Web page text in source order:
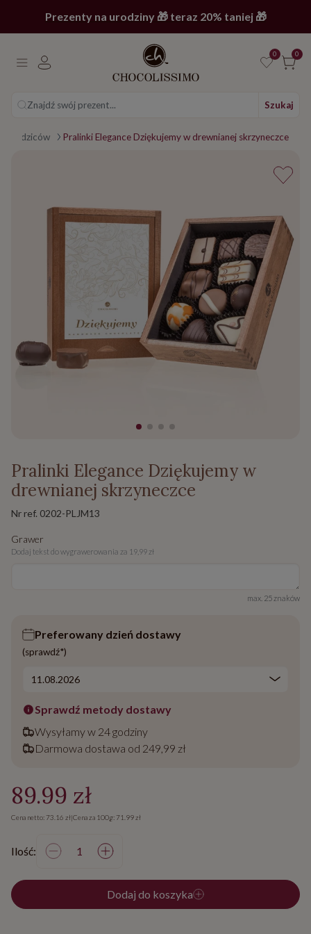
Prezenty na urodziny 🎁 teraz 20% taniej 🎁
0 0
Znajdź swój prezent... Szukaj
rodziców Pralinki Elegance Dziękujemy w drewnianej skrzyneczce
Pralinki Elegance Dziękujemy w
drewnianej skrzyneczce
Nr ref. 0202-PLJM13
Grawer
Dodaj tekst do wygrawerowania za 19,99 zł
max. 25 znaków
Preferowany dzień dostawy
(sprawdź*)
Sprawdź metody dostawy
Wysyłamy w 24 godziny
Darmowa dostawa od 249,99 zł
89.99 zł
Cena netto: 73.16 zł|Cena za 100g: 71.99 zł
Ilość:
Dodaj do koszyka